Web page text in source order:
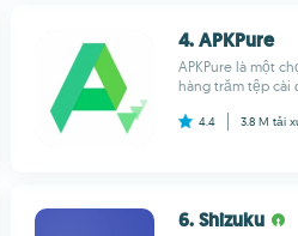
4. APKPure
APKPure là một
hàng trăm tệp cài
4.4 3.8 M tải
6. Shizuku